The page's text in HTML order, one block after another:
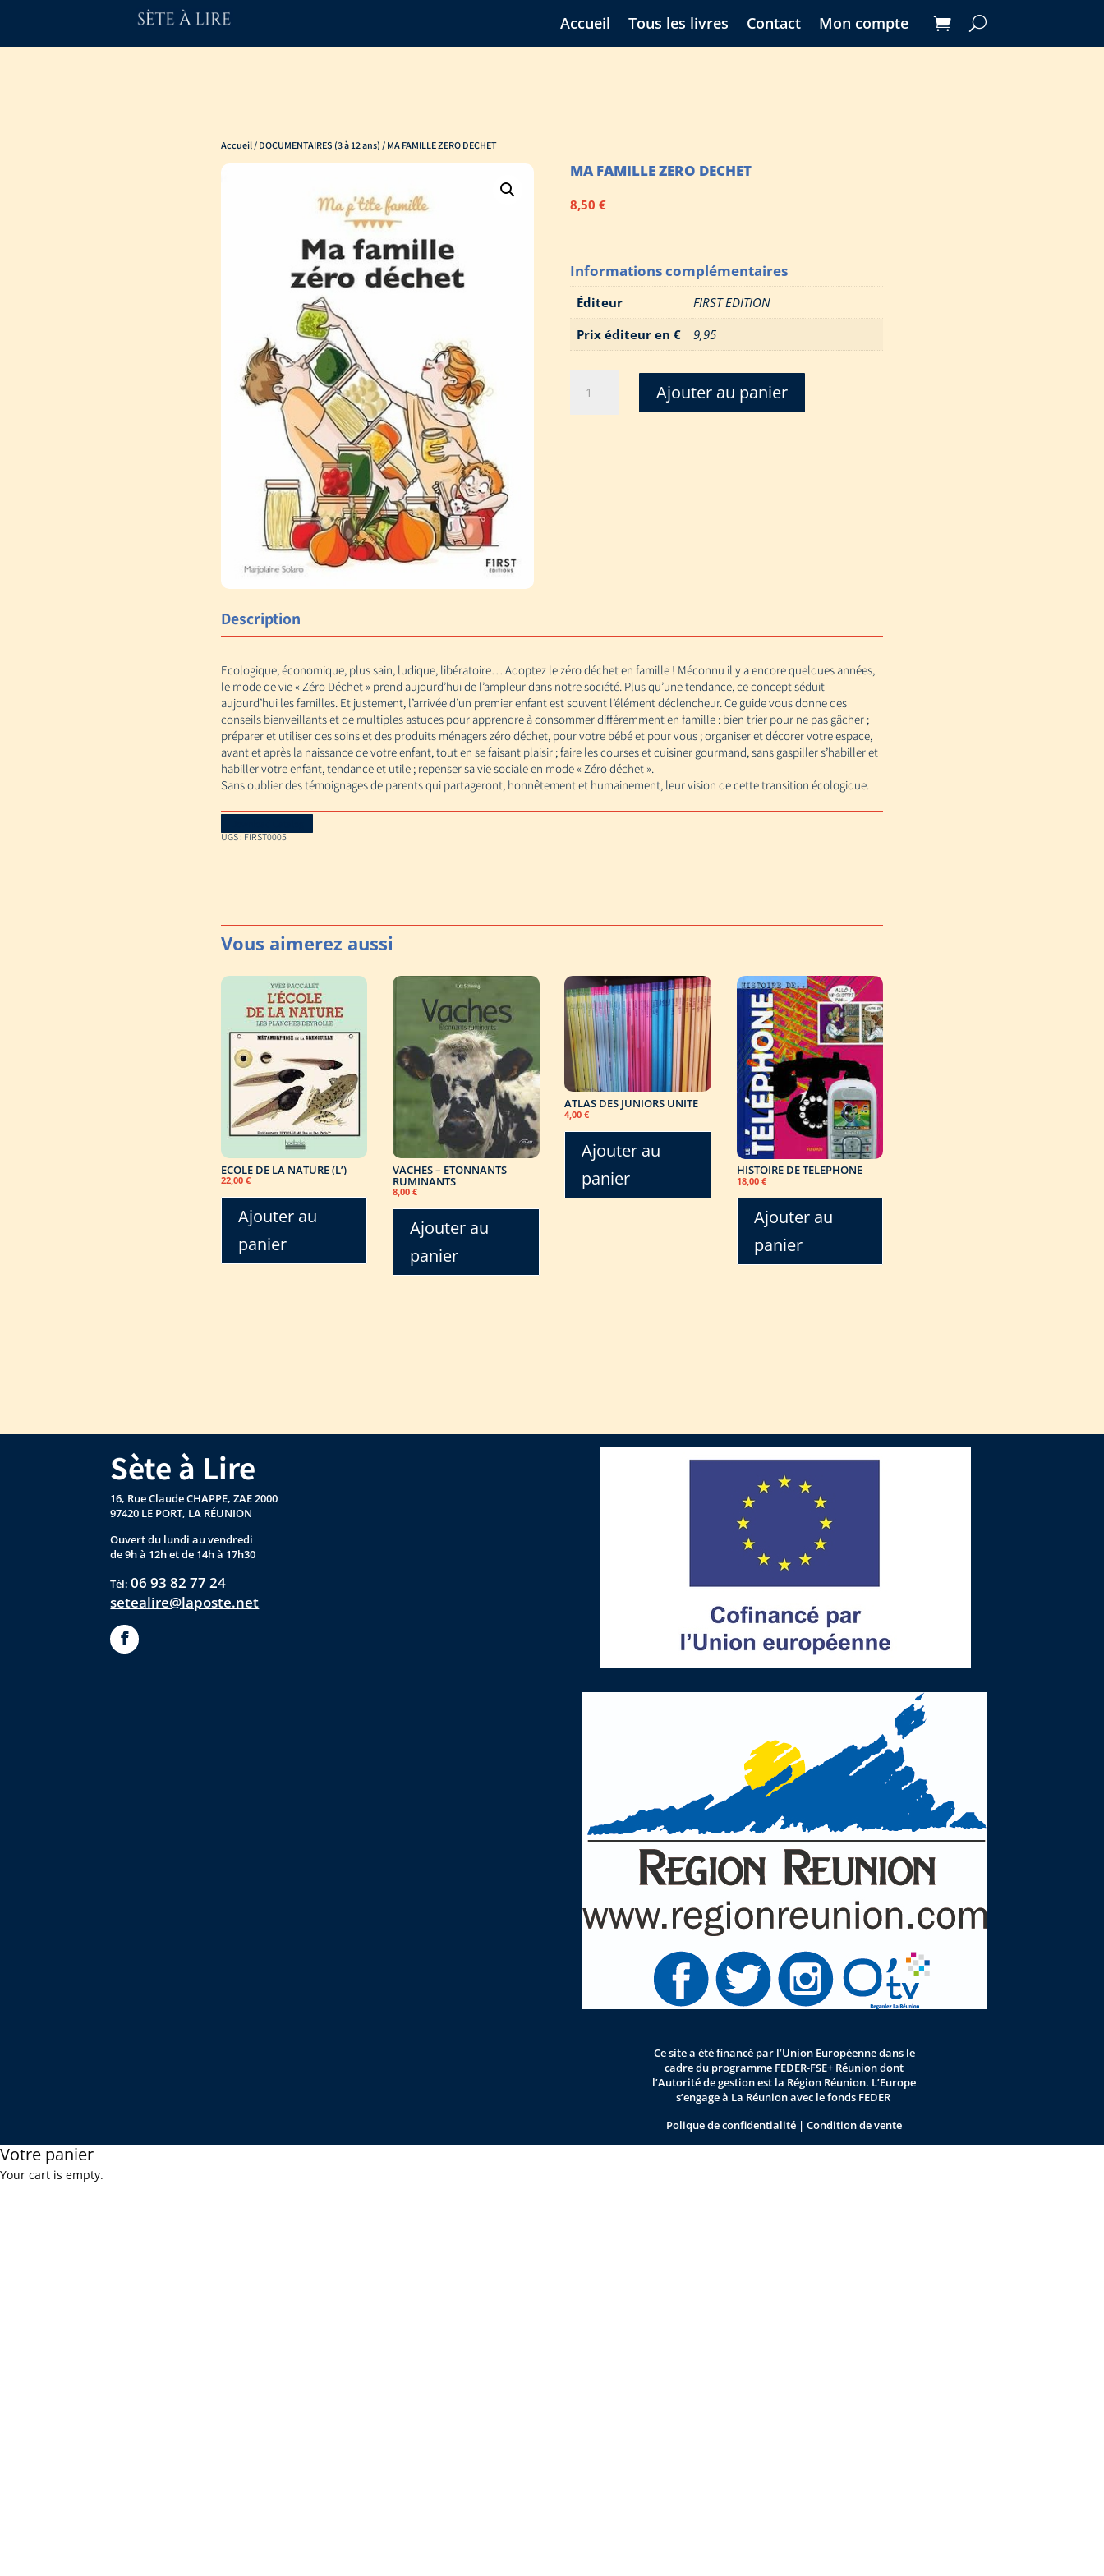
Accueil Tous les livres Contact Mon compte
Accueil/ DOCUMENTAIRES (3 à 12 ans) / MA FAMILLE ZERO DECHET
MA FAMILLE ZERO DECHET
8,50€
Informations complémentaires
Éditeur
FIRST EDITION
Prix éditeur en €
9,95
MA
Ajouter au panier
Description
Ecologique, économique, plus sain, ludique, libératoire… Adoptez le zéro déchet en famille ! Méconnu il y a encore quelques années,
le mode de vie « Zéro Déchet » prend aujourd’hui de l’ampleur dans notre société. Plus qu’une tendance, ce concept séduit
aujourd’hui les familles. Et justement, l’arrivée d’un premier enfant est souvent l’élément déclencheur. Ce guide vous donne des
conseils bienveillants et de multiples astuces pour apprendre à consommer différemment en famille : bien trier pour ne pas gâcher ;
préparer et utiliser des soins et des produits ménagers zéro déchet, pour votre bébé et pour vous ; organiser et décorer votre espace,
avant et après la naissance de votre enfant, tout en se faisant plaisir ; faire les courses et cuisiner gourmand, sans gaspiller s’habiller et
habiller votre enfant, tendance et utile ; repenser sa vie sociale en mode « Zéro déchet ».
Sans oublier des témoignages de parents qui partageront, honnêtement et humainement, leur vision de cette transition écologique.
UGS :FIRST0005
ECOLE DE LA NATURE (L’)
22,00 €
Ajouter au
panier
VACHES – ETONNANTS
RUMINANTS
8,00€
Ajouter au
panier
ATLAS DES JUNIORS UNITE
4,00€
Ajouter au
panier
HISTOIRE DE TELEPHONE
18,00 €
Ajouter au
panier
Sète à Lire
16, Rue Claude CHAPPE, ZAE 2000
97420 LE PORT, LA RÉUNION
Ouvert du lundi au vendredi
de 9h à 12h et de 14h à 17h30
Tél:06 93 82 77 24
setealire@laposte.net
Ce site a été financé par l’Union Européenne dans le
cadre du programme FEDER-FSE+ Réunion dont
l’Autorité de gestion est la Région Réunion. L’Europe
s’engage à La Réunion avec le fonds FEDER
Polique de confidentialité |Condition de vente
Votre panier
Your cart is empty.